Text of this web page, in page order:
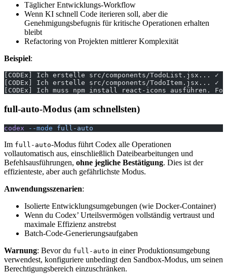
Täglicher Entwicklungs-Workflow
Wenn KI schnell Code iterieren soll, aber die
Genehmigungsbefugnis für kritische Operationen erhalten
bleibt
Refactoring von Projekten mittlerer Komplexität
Beispiel:
[CODEx] Ich erstelle src/components/TodoList.jsx... ✓
[CODEx] Ich erstelle src/components/TodoItem.jsx... ✓
[CODEx] Ich muss npm install react-icons ausführen.
full-auto-Modus (am schnellsten)
codex --mode full-auto
Im full-auto-Modus führt Codex alle Operationen
vollautomatisch aus, einschließlich Dateibearbeitungen und
Befehlsausführungen, ohne jegliche Bestätigung. Dies ist der
effizienteste, aber auch gefährlichste Modus.
Anwendungsszenarien:
Isolierte Entwicklungsumgebungen (wie Docker-Container)
Wenn du Codex’ Urteilsvermögen vollständig vertraust und
maximale Effizienz anstrebst
Batch-Code-Generierungsaufgaben
Warnung: Bevor du full-auto in einer Produktionsumgebung
verwendest, konfiguriere unbedingt den Sandbox-Modus, um seinen
Berechtigungsbereich einzuschränken.